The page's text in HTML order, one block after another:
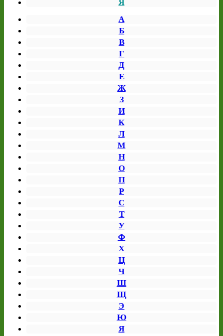
Я
А
Б
В
Г
Д
Е
Ж
З
И
К
Л
М
Н
О
П
Р
С
Т
У
Ф
Х
Ц
Ч
Ш
Щ
Э
Ю
Я